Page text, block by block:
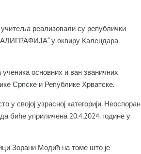
реализовали су републички
у оквиру Календара
основних и ван званичних
Српске и Републике Хрватске.
својој узрасној категорији. Неоспоран
биће уприличена 20.4.2024. године у
Зорани Модић на томе што је